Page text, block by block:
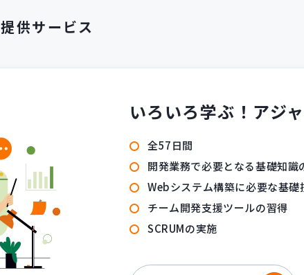
提供サービス
いろいろ学ぶ！ アジ
全57日間
開発業務で必要となる基礎知識
Webシステム構築に必要な基礎
チーム開発支援ツールの習得
SCRUMの実施